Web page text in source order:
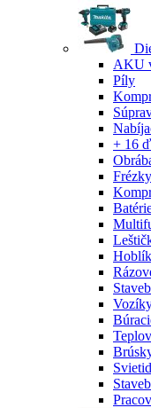
AKU
Píly
+ 16
Frézky